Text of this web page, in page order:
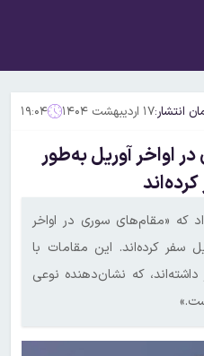
انتشار:۱۷ اردیبهشت ۱۴۰۴ ۱۹:۰۴
اواخر آوریل به‌طور
که «مقام‌های سوری در اواخر
سفر کرده‌اند. این مقامات با
که نشان‌دهنده نوعی